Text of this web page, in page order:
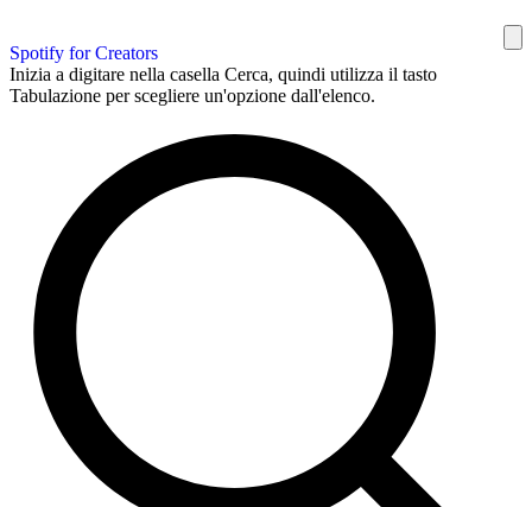
Spotify for Creators
Inizia a digitare nella casella Cerca, quindi utilizza il tasto
Tabulazione per scegliere un'opzione dall'elenco.